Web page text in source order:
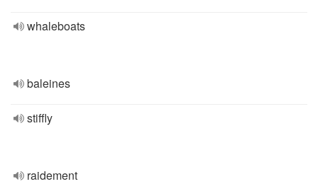
whaleboats
baleines
stiffly
raidement